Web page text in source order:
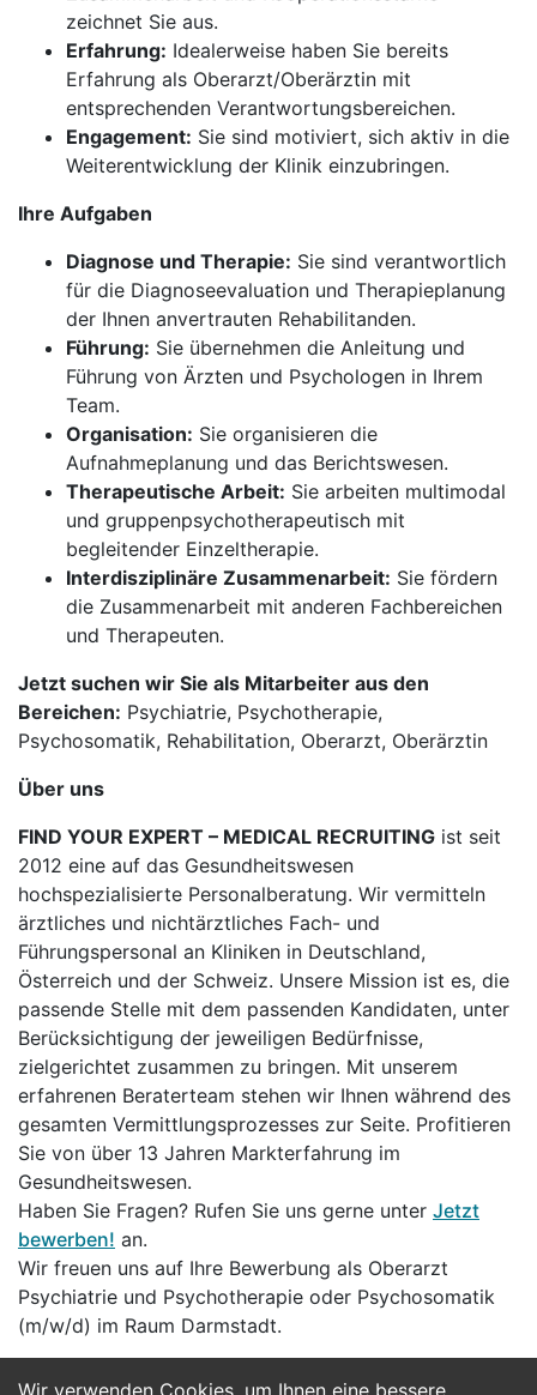
Wir verwenden Cookies, um Ihnen eine bessere
zeichnet Sie aus.
Erfahrung: Idealerweise haben Sie bereits
Erfahrung als Oberarzt/Oberärztin mit
entsprechenden Verantwortungsbereichen.
Engagement: Sie sind motiviert, sich aktiv in die
Weiterentwicklung der Klinik einzubringen.
Ihre Aufgaben
Diagnose und Therapie: Sie sind verantwortlich
für die Diagnoseevaluation und Therapieplanung
der Ihnen anvertrauten Rehabilitanden.
Führung: Sie übernehmen die Anleitung und
Führung von Ärzten und Psychologen in Ihrem
Team.
Organisation: Sie organisieren die
Aufnahmeplanung und das Berichtswesen.
Therapeutische Arbeit: Sie arbeiten multimodal
und gruppenpsychotherapeutisch mit
begleitender Einzeltherapie.
Interdisziplinäre Zusammenarbeit: Sie fördern
die Zusammenarbeit mit anderen Fachbereichen
und Therapeuten.
Jetzt suchen wir Sie als Mitarbeiter aus den
Bereichen: Psychiatrie, Psychotherapie,
Psychosomatik, Rehabilitation, Oberarzt, Oberärztin
Über uns
FIND YOUR EXPERT – MEDICAL RECRUITING ist seit
2012 eine auf das Gesundheitswesen
hochspezialisierte Personalberatung. Wir vermitteln
ärztliches und nichtärztliches Fach- und
Führungspersonal an Kliniken in Deutschland,
Österreich und der Schweiz. Unsere Mission ist es, die
passende Stelle mit dem passenden Kandidaten, unter
Berücksichtigung der jeweiligen Bedürfnisse,
zielgerichtet zusammen zu bringen. Mit unserem
erfahrenen Beraterteam stehen wir Ihnen während des
gesamten Vermittlungsprozesses zur Seite. Profitieren
Sie von über 13 Jahren Markterfahrung im
Gesundheitswesen.
Haben Sie Fragen? Rufen Sie uns gerne unter Jetzt
bewerben! an.
Wir freuen uns auf Ihre Bewerbung als Oberarzt
Psychiatrie und Psychotherapie oder Psychosomatik
(m/w/d) im Raum Darmstadt.